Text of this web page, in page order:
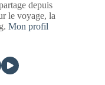
depuis
le voyage, la
Mon profil